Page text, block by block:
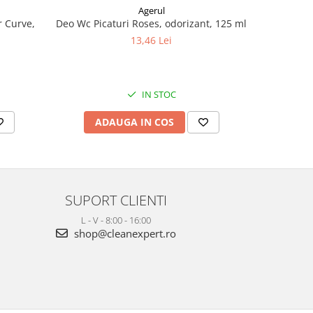
Curve,
Agerul
Deo Wc Picaturi Roses, odorizant, 125 ml
13,46 Lei
IN STOC
ADAUGA IN COS
SUPORT CLIENTI
L - V - 8:00 - 16:00
shop@cleanexpert.ro